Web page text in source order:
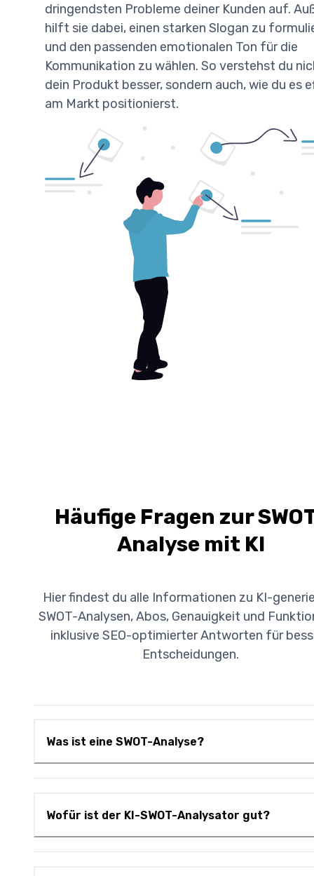
dringendsten Probleme deiner Kunden auf.
hilft sie dabei, einen starken Slogan zu
und den passenden emotionalen Ton für die
Kommunikation zu wählen. So verstehst du
dein Produkt besser, sondern auch, wie du es
am Markt positionierst.
Häufige Fragen zur
Analyse mit KI
Hier findest du alle Informationen zu KI-
SWOT-Analysen, Abos, Genauigkeit und
inklusive SEO-optimierter Antworten für
Entscheidungen.
Was ist eine SWOT-Analyse?
Wofür ist der KI-SWOT-Analysator gut?